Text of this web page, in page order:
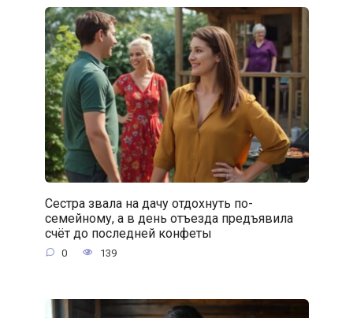
Сестра звала на дачу отдохнуть по-
семейному, а в день отъезда предъявила
счёт до последней конфеты
0 139